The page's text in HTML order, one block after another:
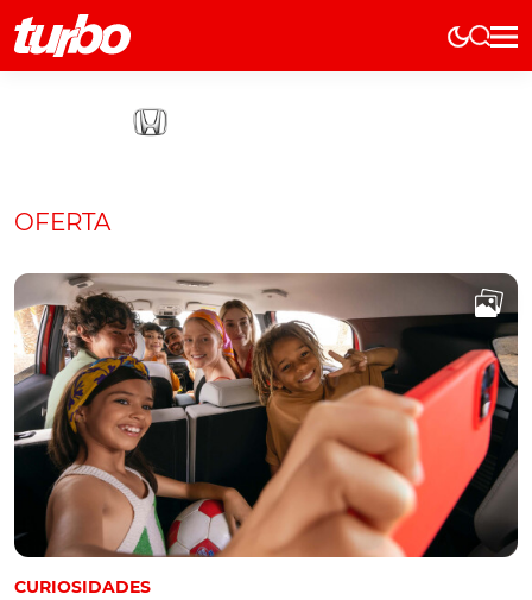
Elétricos
Marcas
Comerciais
Curiosidades
Elétricos
Técnica
Testes
OFERTA
CURIOSIDADES